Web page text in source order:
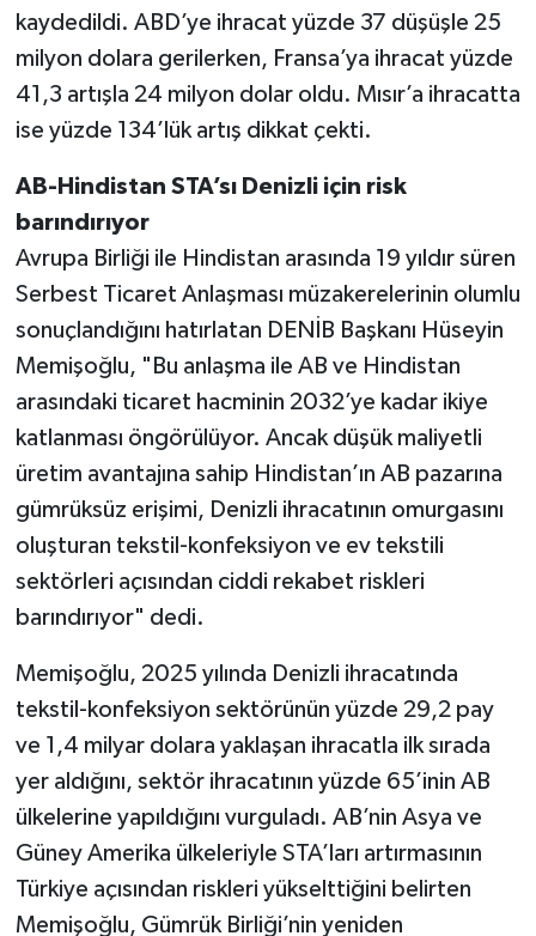
kaydedildi. ABD’ye ihracat yüzde 37 düşüşle 25
milyon dolara gerilerken, Fransa’ya ihracat yüzde
41,3 artışla 24 milyon dolar oldu. Mısır’a ihracatta
ise yüzde 134’lük artış dikkat çekti.
AB-Hindistan STA’sı Denizli için risk
barındırıyor
Avrupa Birliği ile Hindistan arasında 19 yıldır süren
Serbest Ticaret Anlaşması müzakerelerinin olumlu
sonuçlandığını hatırlatan DENİB Başkanı Hüseyin
Memişoğlu, "Bu anlaşma ile AB ve Hindistan
arasındaki ticaret hacminin 2032’ye kadar ikiye
katlanması öngörülüyor. Ancak düşük maliyetli
üretim avantajına sahip Hindistan’ın AB pazarına
gümrüksüz erişimi, Denizli ihracatının omurgasını
oluşturan tekstil-konfeksiyon ve ev tekstili
sektörleri açısından ciddi rekabet riskleri
barındırıyor" dedi.
Memişoğlu, 2025 yılında Denizli ihracatında
tekstil-konfeksiyon sektörünün yüzde 29,2 pay
ve 1,4 milyar dolara yaklaşan ihracatla ilk sırada
yer aldığını, sektör ihracatının yüzde 65’inin AB
ülkelerine yapıldığını vurguladı. AB’nin Asya ve
Güney Amerika ülkeleriyle STA’ları artırmasının
Türkiye açısından riskleri yükselttiğini belirten
Memişoğlu, Gümrük Birliği’nin yeniden